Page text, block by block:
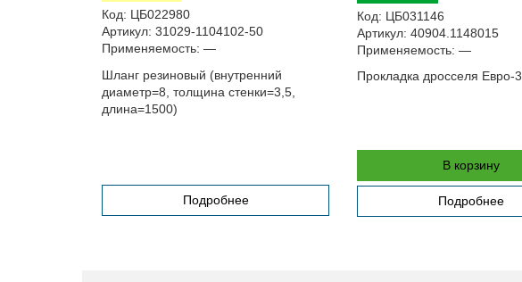
Код: ЦБ022980
Артикул: 31029-1104102-50
Применяемость: —
Шланг резиновый (внутренний
диаметр=8, толщина стенки=3,5,
длина=1500)
Подробнее
Код: ЦБ031146
Артикул: 40904.1148015
Применяемость: —
Прокладка дросселя Евро-3
В корзину
Подробнее